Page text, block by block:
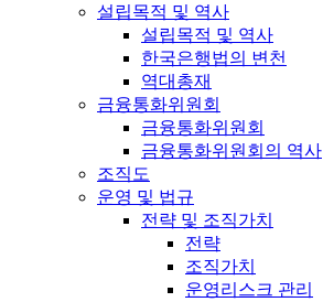
설립목적 및 역사
설립목적 및 역사
한국은행법의 변천
역대총재
금융통화위원회
금융통화위원회
금융통화위원회의 역사
조직도
운영 및 법규
전략 및 조직가치
전략
조직가치
운영리스크 관리